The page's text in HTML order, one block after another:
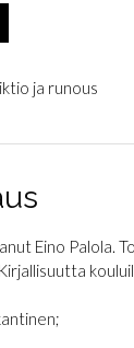
ja runous
Eino Palola.